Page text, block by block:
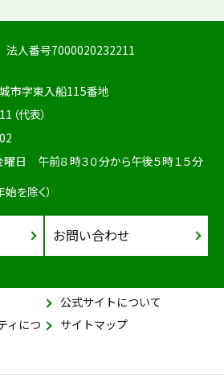
法人番号7000020232211
市字東入船115番地
代表）
日 午前８時３０分から午後５時１５分
始を除く）
お問い合わせ
公式サイトについて
ィにつ
サイトマップ